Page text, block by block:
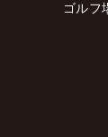
ゴルフ